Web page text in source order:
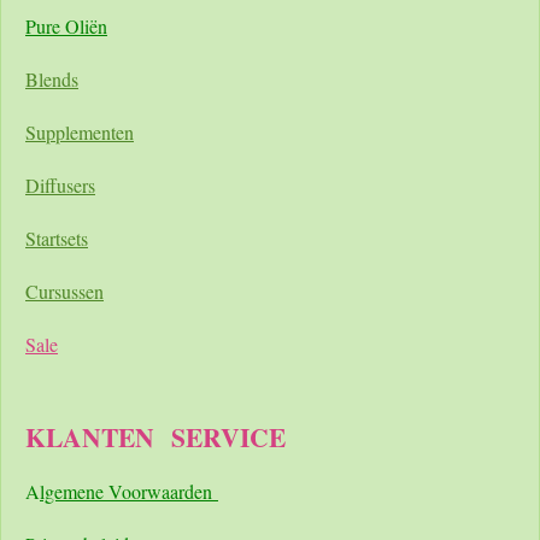
Pure Oliën
Blends
Supplementen
Diffusers
Startsets
Cursussen
Sale
KLANTEN SERVICE
Algemene Voorwaarden